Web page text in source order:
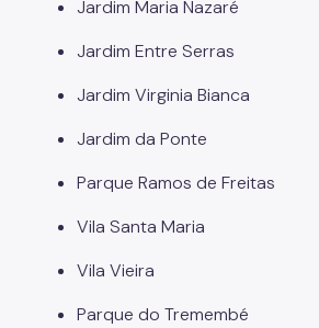
Jardim Maria Nazaré
Jardim Entre Serras
Jardim Virginia Bianca
Jardim da Ponte
Parque Ramos de Freitas
Vila Santa Maria
Vila Vieira
Parque do Tremembé